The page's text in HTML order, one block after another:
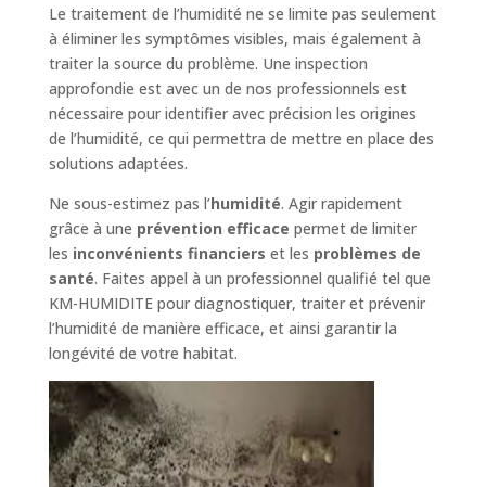
Le traitement de l’humidité ne se limite pas seulement
à éliminer les symptômes visibles, mais également à
traiter la source du problème. Une inspection
approfondie est avec un de nos professionnels est
nécessaire pour identifier avec précision les origines
de l’humidité, ce qui permettra de mettre en place des
solutions adaptées.
Ne sous-estimez pas l’humidité. Agir rapidement
grâce à une prévention efficace permet de limiter
les inconvénients financiers et les problèmes de
santé. Faites appel à un professionnel qualifié tel que
KM-HUMIDITE pour diagnostiquer, traiter et prévenir
l’humidité de manière efficace, et ainsi garantir la
longévité de votre habitat.